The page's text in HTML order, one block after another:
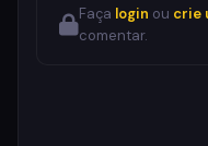
Faça login ou crie
comentar.